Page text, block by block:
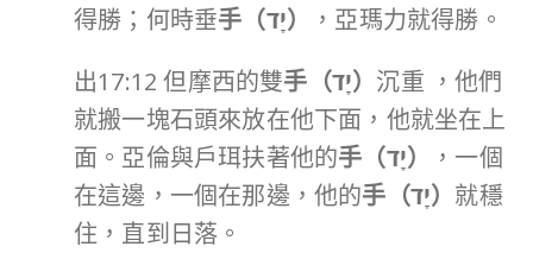
得勝；何時垂手（יָד）
，亞瑪力就得勝。
出17:12 但摩西的雙手（יָד） 沉重 ，他們
就搬一塊石頭來放在他下面，他就坐在上
面。亞倫與戶珥扶著他的手（יָד）
，一個
在這邊，一個在那邊，他的手（יָד） 就穩
住，直到日落。